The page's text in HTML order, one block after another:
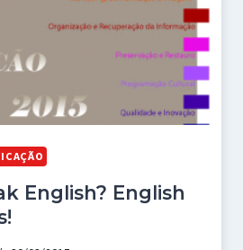
English? English